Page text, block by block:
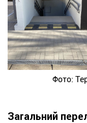
Фото:
Загальний